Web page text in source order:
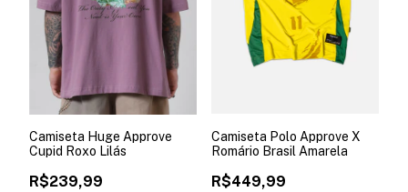
Camiseta Huge Approve
Cupid Roxo Lilás
R$239,99
Camiseta Polo Approve X
Romário Brasil Amarela
R$449,99